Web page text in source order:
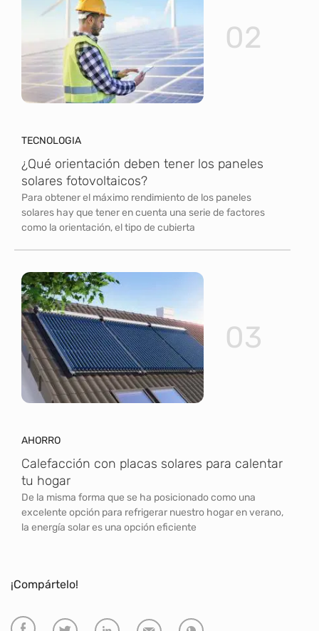
02
TECNOLOGIA
¿Qué orientación deben tener los paneles
solares fotovoltaicos?
Para obtener el máximo rendimiento de los paneles
solares hay que tener en cuenta una serie de factores
como la orientación, el tipo de cubierta
03
AHORRO
Calefacción con placas solares para calentar
tu hogar
De la misma forma que se ha posicionado como una
excelente opción para refrigerar nuestro hogar en verano,
la energía solar es una opción eficiente
¡Compártelo!